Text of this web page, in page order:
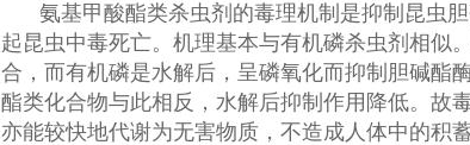
氨基甲酸酯类杀虫剂的毒理机制是抑制昆虫
起昆虫中毒死亡。机理基本与有机磷杀虫剂相似
合，而有机磷是水解后，呈磷氧化而抑制胆碱酯
酯类化合物与此相反，水解后抑制作用降低。故
亦能较快地代谢为无害物质，不造成人体中的积